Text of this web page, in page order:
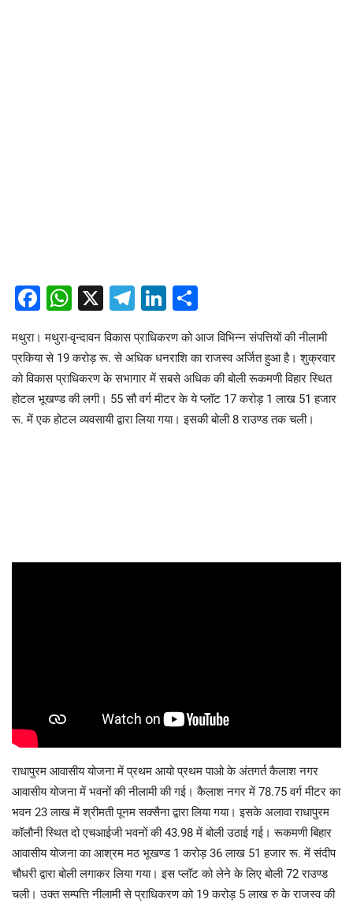
Facebook
WhatsApp
X Telegram
LinkedIn
मथुरा। मथुरा-वृन्दावन विकास प्राधिकरण को आज विभिन्न संपत्तियों की नीलामी
प्रकिया से 19 करोड़ रू. से अधिक धनराशि का राजस्व अर्जित हुआ है। शुक्रवार
को विकास प्राधिकरण के सभागार में सबसे अधिक की बोली रूकमणी विहार स्थित
होटल भूखण्ड की लगी। 55 सौ वर्ग मीटर के ये प्लॉट 17 करोड़ 1 लाख 51 हजार
रू. में एक होटल व्यवसायी द्वारा लिया गया। इसकी बोली 8 राउण्ड तक चली।
राधापुरम आवासीय योजना में प्रथम आयो प्रथम पाओ के अंतगर्त कैलाश नगर
आवासीय योजना में भवनों की नीलामी की गई। कैलाश नगर में 78.75 वर्ग मीटर का
भवन 23 लाख में श्रीमती पूनम सक्सैना द्वारा लिया गया। इसके अलावा राधापुरम
कॉलौनी स्थित दो एचआईजी भवनों की 43.98 में बोली उठाई गई। रूकमणी बिहार
आवासीय योजना का आश्रम मठ भूखण्ड 1 करोड़ 36 लाख 51 हजार रू. में संदीप
चौधरी द्वारा बोली लगाकर लिया गया। इस प्लॉट को लेने के लिए बोली 72 राउण्ड
चली। उक्त सम्पत्ति नीलामी से प्राधिकरण को 19 करोड़ 5 लाख रु के राजस्व की